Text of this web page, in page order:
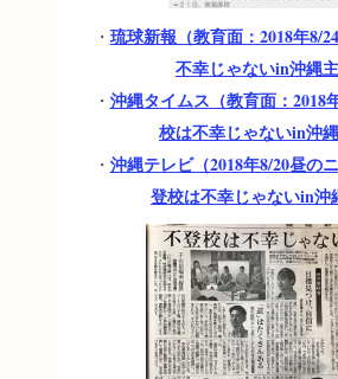
・ 琉球新報（教育面：2018年8/
不幸じゃないin沖縄
・ 沖縄タイムス（教育面：2018
校は不幸じゃないin沖
・ 沖縄テレビ（2018年8/20昼の
登校は不幸じゃないin沖